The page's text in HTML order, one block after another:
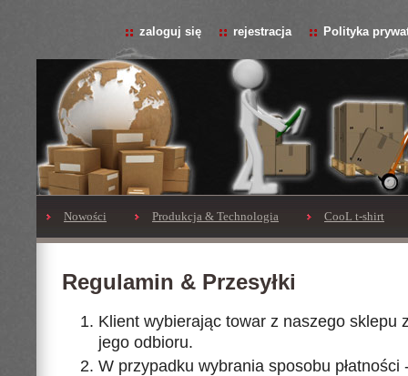
zaloguj się rejestracja Polityka
Nowości Produkcja & Technologia CooL t-shirt
Regulamin & Przesyłki
Klient wybierając towar z naszego sklepu
jego odbioru.
W przypadku wybrania sposobu